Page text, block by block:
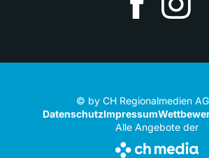
© by CH Regionalmedien
DatenschutzImpressum
Alle Angebote der